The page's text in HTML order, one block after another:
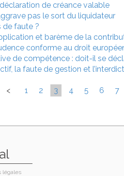
déclaration de créance valable
pas le sort du liquidateur
de faute ?
et barème de la
conforme au droit
de compétence : doit-il se
la faute de gestion et
< 1 2 3 4 5 6 7
légales